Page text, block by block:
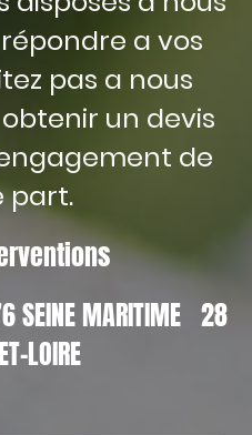
a vos
pas a nous
un devis
de
part.
SEINE MARITIME 28
LOIRE